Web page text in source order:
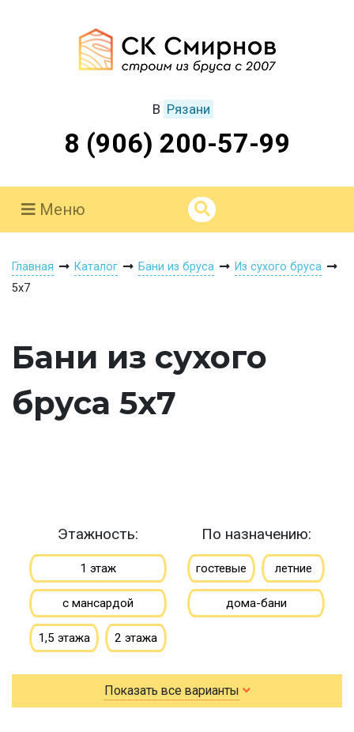
В Рязани
8 (906) 200-57-99
Меню
Главная Каталог Бани из бруса
Из сухого бруса
5х7
Бани из сухого
бруса 5х7
Этажность:
1 этаж
с мансардой
1,5 этажа 2 этажа
По назначению:
гостевые летние
дома-бани
По типу бруса:
клееный сухой
По размеру:
3х4 3х5 3х6
Показать все варианты